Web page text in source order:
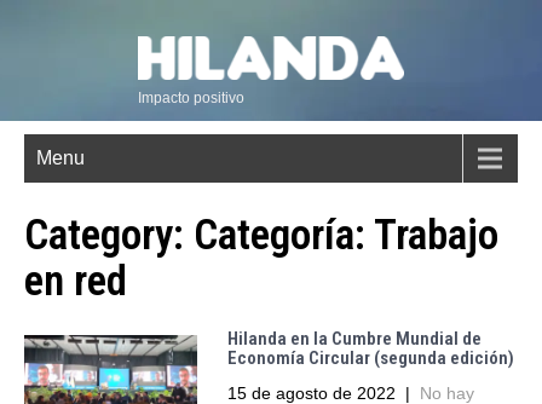
Impacto positivo
Menu
Category: Categoría: Trabajo
en red
Hilanda en la Cumbre Mundial de
Economía Circular (segunda edición)
15 de agosto de 2022 | No hay